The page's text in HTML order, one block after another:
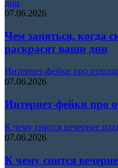
дни
07.06.2026
Чем заняться, когда
раскрасят ваши дни
Интернет-фейки про
07.06.2026
Интернет-фейки про
К чему снится вечернее
07.06.2026
К чему снится